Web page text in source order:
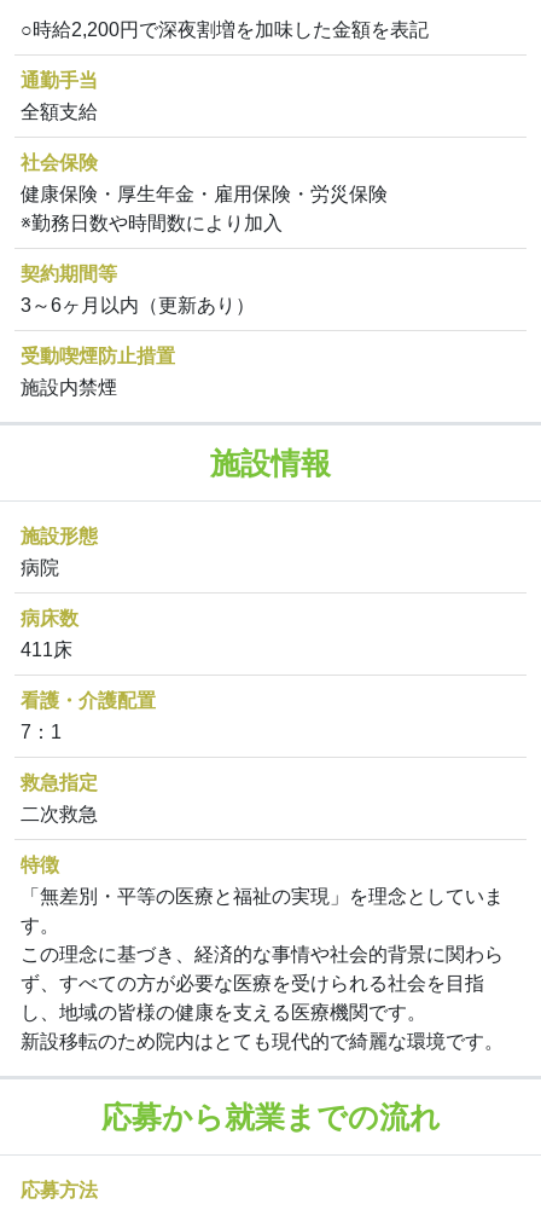
○時給2,200円で深夜割増を加味した金額を表記
通勤手当
全額支給
社会保険
健康保険・厚生年金・雇用保険・労災保険
※勤務日数や時間数により加入
契約期間等
3～6ヶ月以内（更新あり）
受動喫煙防止措置
施設内禁煙
施設情報
施設形態
病院
病床数
411床
看護・介護配置
7：1
救急指定
二次救急
特徴
「無差別・平等の医療と福祉の実現」を理念としていま
す。
この理念に基づき、経済的な事情や社会的背景に関わら
ず、すべての方が必要な医療を受けられる社会を目指
し、地域の皆様の健康を支える医療機関です。
新設移転のため院内はとても現代的で綺麗な環境です。
応募から就業までの流れ
応募方法